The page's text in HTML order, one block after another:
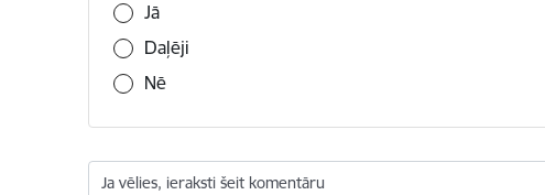
Jā
Daļēji
Nē
Ja vēlies, ieraksti šeit komentāru